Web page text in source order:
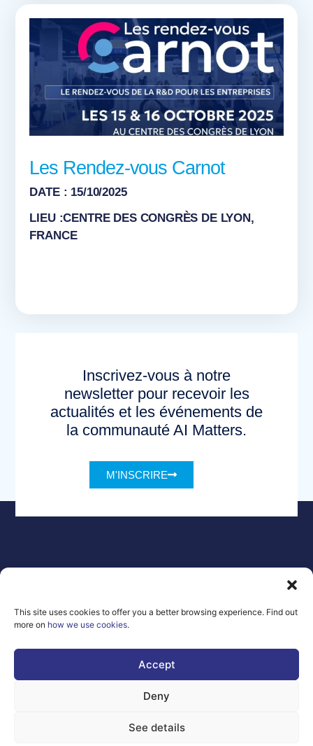
This site uses cookies to offer you a better browsing experience. Find out
more on how we use cookies.
Accept
Deny
See details
Les Rendez-vous Carnot
DATE : 15/10/2025
LIEU :CENTRE DES CONGRÈS DE LYON,
FRANCE
Inscrivez-vous à notre
newsletter pour recevoir les
actualités et les événements de
la communauté AI Matters.
M'INSCRIRE
FAQ
RGPD
Sitemap
grant